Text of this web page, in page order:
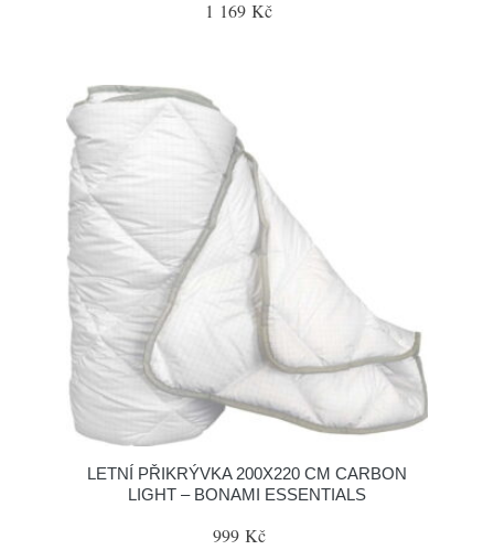
1 169 Kč
LETNÍ PŘIKRÝVKA 200X220 CM CARBON
LIGHT – BONAMI ESSENTIALS
999 Kč